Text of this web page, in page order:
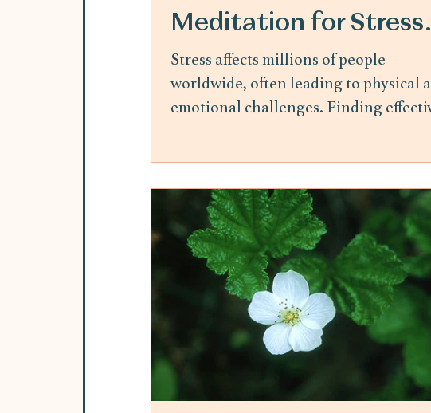
Meditation for Stress
Relief
Stress affects millions of people
worldwide, often leading to physical
emotional challenges. Finding
attention as a practical and accessible
method to reduce stress and improve
mental health. This post explores the
benefits of mindfulness meditation
stress relief and offers insights into
it can be integrated into daily life.
Mindfulness Meditation